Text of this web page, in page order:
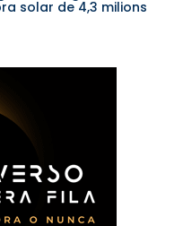
solar de 4,3 milions